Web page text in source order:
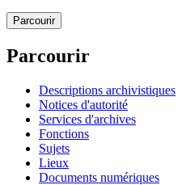
Parcourir
Parcourir
Descriptions archivistiques
Notices d'autorité
Services d'archives
Fonctions
Sujets
Lieux
Documents numériques